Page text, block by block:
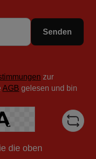
Senden
zur
AGB gelesen und bin
die oben